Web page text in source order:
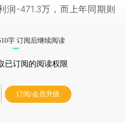
润-471.3万，而上年同期则
字 订阅后继续阅读
已订阅的阅读权限
订阅/会员升级